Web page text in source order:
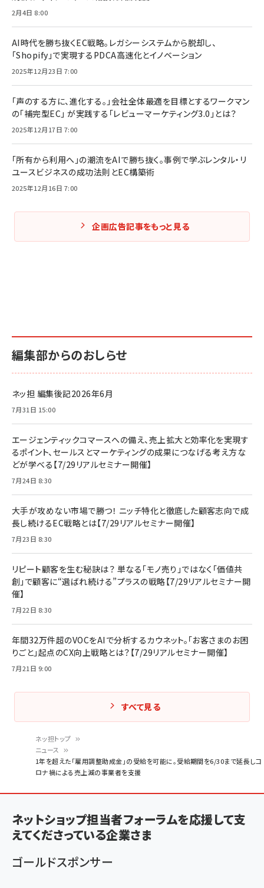
く
ず
ネッ担トップ
ニュース
1年を超えた「雇用調整助成金」の受給を可能に。受給期間を6/30まで延長しコ
ロナ禍による売上減の事業者を支援
2月4日 8:00
AI時代を勝ち抜くEC戦略。レガシーシステムから脱却し、
「Shopify」で実現するPDCA高速化とイノベーション
2025年12月23日 7:00
「声のする方に、進化する。」会社全体最適を目標とするワークマン
の「補完型EC」 が実践する「レビューマーケティング3.0」とは？
2025年12月17日 7:00
「所有から利用へ」の潮流をAIで勝ち抜く。事例で学ぶレンタル・リ
ユースビジネスの成功法則とEC構築術
2025年12月16日 7:00
企画広告記事をもっと見る
編集部からのおしらせ
ネッ担 編集後記2026年6月
7月31日 15:00
エージェンティックコマースへの備え、売上拡大と効率化を実現す
るポイント、セールスとマーケティングの成果につなげる考え方な
どが学べる【7/29リアルセミナー開催】
7月24日 8:30
大手が攻めない市場で勝つ！ ニッチ特化と徹底した顧客志向で成
長し続けるEC戦略とは【7/29リアルセミナー開催】
7月23日 8:30
リピート顧客を生む秘訣は？ 単なる「モノ売り」ではなく「価値共
創」で顧客に“選ばれ続ける”プラスの戦略【7/29リアルセミナー開
催】
7月22日 8:30
年間32万件超のVOCをAIで分析するカウネット。「お客さまのお困
りごと」起点のCX向上戦略とは？【7/29リアルセミナー開催】
7月21日 9:00
すべて見る
ネットショップ担当者フォーラムを応援して支
えてくださっている企業さま
ゴールドスポンサー